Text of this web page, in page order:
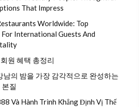
That Impress
Worldwide: Top
For International Guests And
원 혜택 총정리
남의 밤을 가장 감각적으로 완성하는
질
Và Hành Trình Khẳng Định Vị Thế